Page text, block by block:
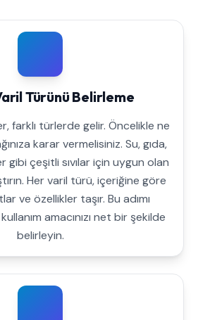
Türünü Belirleme
farklı türlerde gelir. Öncelikle ne
karar vermelisiniz. Su, gıda,
gibi çeşitli sıvılar için uygun olan
Her varil türü, içeriğine göre
ve özellikler taşır. Bu adımı
amacınızı net bir şekilde
belirleyin.